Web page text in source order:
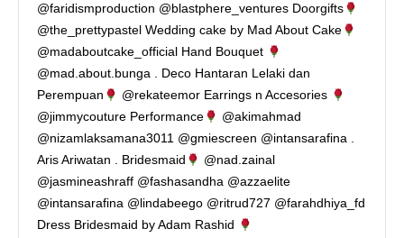
@faridismproduction @blastphere_ventures Doorgifts
@the_prettypastel Wedding cake by Mad About Cake
@madaboutcake_official Hand Bouquet
@mad.about.bunga . Deco Hantaran Lelaki dan
Perempuan
@rekateemor Earrings n Accesories
@jimmycouture Performance
@akimahmad
@nizamlaksamana3011 @gmiescreen @intansarafina .
Aris Ariwatan . Bridesmaid
@nad.zainal
@jasmineashraff @fashasandha @azzaelite
@intansarafina @lindabeego @ritrud727 @farahdhiya_fd
Dress Bridesmaid by Adam Rashid